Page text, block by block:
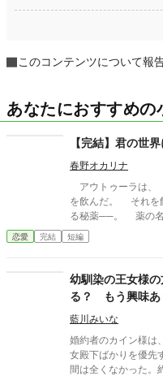
このコンテンツについて報
あなたにおすすめの
【完結】君の世
春野オカリナ
アウトゥーラは、
を飲んだ。 それを飲むと心の苦しみから解き放たれると言われ
る秘薬──。 薬の名は……。 『忘却の滴』 一週間後、目覚
めたアウトゥーラにはある変
めた人物の存在を全て消し去
い。声も聞こえない
た。
恋愛 完結 短編
幼馴染の王女様
る？ もう興味あ
藍川みいな
婚約者のカイン様は
女殿下ばかりを優先する。 何度も約束を破られ、彼
間は全くなかった。